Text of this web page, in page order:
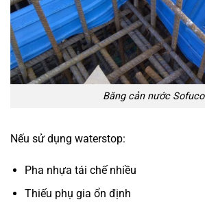
Băng cản nước Sofuco
Nếu sử dụng waterstop:
Pha nhựa tái chế nhiều
Thiếu phụ gia ổn định